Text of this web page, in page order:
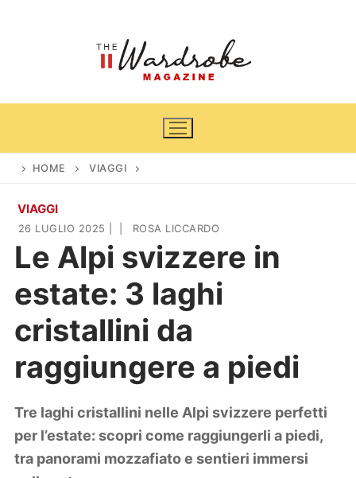
Home
News
Cinema e TV
Casa & Giardino
Arredamento
Piante e fiori
DIY
Lifestyle
Viaggi
HOME VIAGGI
VIAGGI
26 LUGLIO 2025 ROSA LICCARDO
Le Alpi svizzere in
estate: 3 laghi
cristallini da
raggiungere a piedi
Tre laghi cristallini nelle Alpi svizzere perfetti
per l’estate: scopri come raggiungerli a piedi,
tra panorami mozzafiato e sentieri immersi